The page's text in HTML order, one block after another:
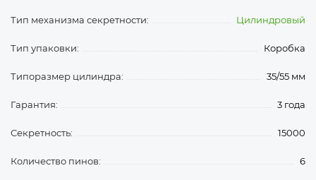
Тип механизма секретности: Цилиндровый
Тип упаковки: Коробка
Типоразмер цилиндра: 35/55 мм
Гарантия: 3 года
Секретность: 15000
Количество пинов: 6